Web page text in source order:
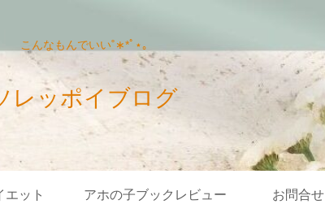
こんなもんでいい˚∗*ﾟ⋆｡
レッポイブログ
エット アホの子ブックレビュー お問合せ